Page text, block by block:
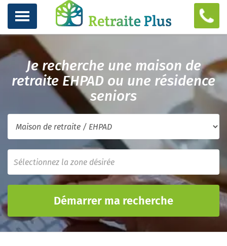
Je recherche une maison de
retraite EHPAD ou une résidence
seniors
Démarrer ma recherche